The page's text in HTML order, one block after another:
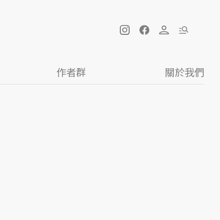
作者群 關於我們